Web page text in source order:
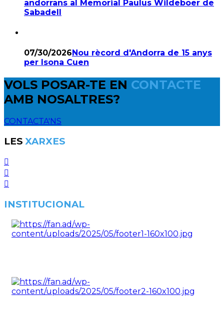
andorrans al Memorial Paulus Wildeboer de
Sabadell
07/30/2026Nou rècord d'Andorra de 15 anys
per Isona Cuen
VOLS POSAR-TE EN CONTACTE
AMB NOSALTRES?
CONTACTA'NS
LES XARXES
INSTITUCIONAL